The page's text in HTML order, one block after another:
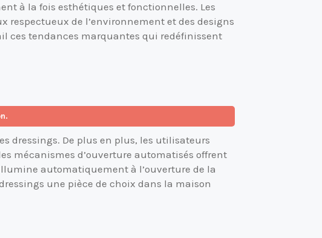
à la fois esthétiques et fonctionnelles. Les
de l’environnement et des designs
ces tendances marquantes qui redéfinissent
dressings. De plus en plus, les utilisateurs
mécanismes d’ouverture automatisés offrent
automatiquement à l’ouverture de la
une pièce de choix dans la maison